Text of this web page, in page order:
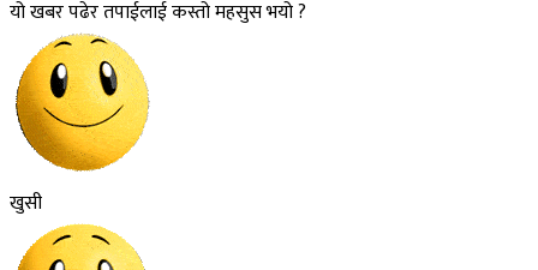
यो खबर पढेर तपाईलाई कस्तो महसुस भयो ?
खुसी